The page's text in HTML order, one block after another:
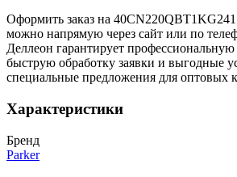
Оформить заказ на
можно напрямую через сайт или по
Деллеон гарантирует
быструю обработку заявки и выгодные
специальные предложения для оптовых
Характеристики
Бренд
Parker